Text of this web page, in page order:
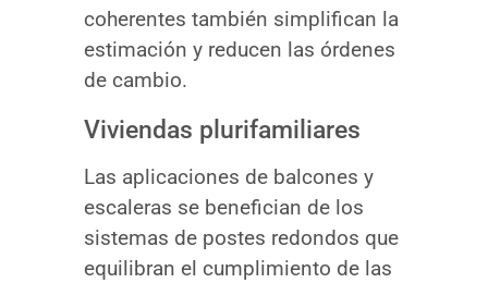
coherentes también simplifican la
estimación y reducen las órdenes
de cambio.
Viviendas plurifamiliares
Las aplicaciones de balcones y
escaleras se benefician de los
sistemas de postes redondos que
equilibran el cumplimiento de las